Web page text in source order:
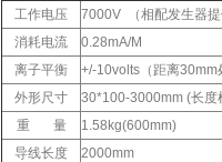
工作电压
7000V （相配发生器
消耗电流
0.28mA/M
离子平衡
+/-10volts（距离30mm
外形尺寸
30*100-3000mm (长度
重 量
1.58kg(600mm)
导线长度
2000mm